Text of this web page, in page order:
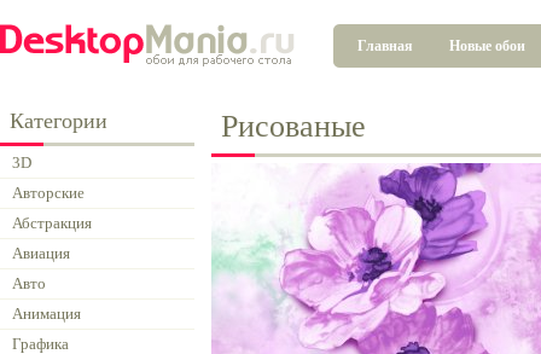
Главная Новые обои
Категории
3D
Авторские
Абстракция
Авиация
Авто
Анимация
Графика
Рисованые